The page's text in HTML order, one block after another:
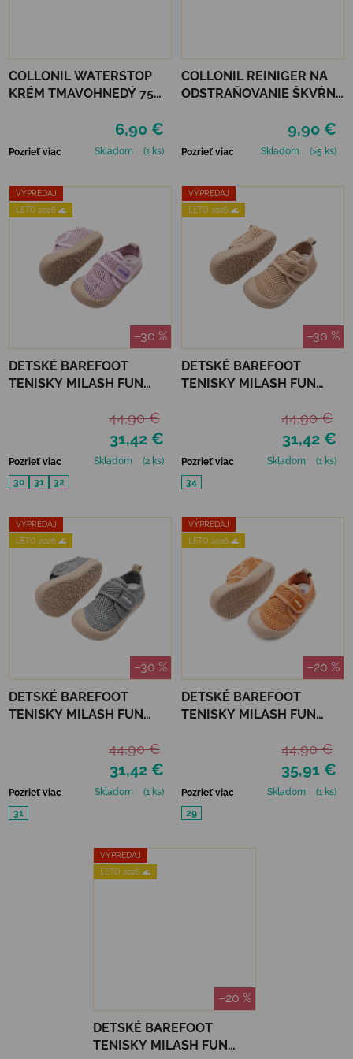
COLLONIL WATERSTOP
KRÉM TMAVOHNEDÝ 75
6,90 €
Pozrieť viac Skladom (1 ks)
COLLONIL REINIGER NA
ODSTRAŇOVANIE ŠKVŔN
9,90 €
Pozrieť viac Skladom (>5 ks)
VÝPREDAJ
LETO 2026 🌊
–30 %
DETSKÉ BAREFOOT
TENISKY MILASH FUN
31,42 €
44,90 €
Pozrieť viac Skladom
(2 ks)
30
31 32
VÝPREDAJ
LETO 2026 🌊
–30 %
DETSKÉ BAREFOOT
TENISKY MILASH FUN
31,42 €
44,90 €
Pozrieť viac Skladom
(1 ks)
34
VÝPREDAJ
LETO 2026 🌊
–30 %
DETSKÉ BAREFOOT
TENISKY MILASH FUN
31,42 €
44,90 €
Pozrieť viac Skladom
(1 ks)
31
VÝPREDAJ
LETO 2026 🌊
–20 %
DETSKÉ BAREFOOT
TENISKY MILASH FUN
35,91 €
44,90 €
Pozrieť viac Skladom
(1 ks)
29
VÝPREDAJ
LETO 2026 🌊
–20 %
DETSKÉ BAREFOOT
TENISKY MILASH FUN